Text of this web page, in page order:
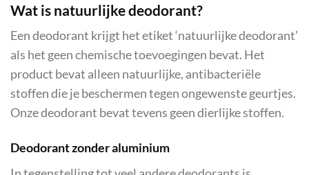
Wat is natuurlijke deodorant?
Een deodorant krijgt het etiket ‘natuurlijke deodorant’
als het geen chemische toevoegingen bevat. Het
product bevat alleen natuurlijke, antibacteriële
stoffen die je beschermen tegen ongewenste geurtjes.
Onze deodorant bevat tevens geen dierlijke stoffen.
Deodorant zonder aluminium